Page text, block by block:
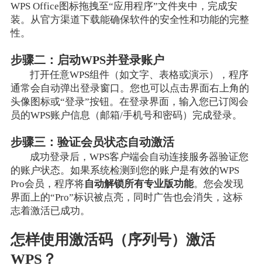
WPS Office图标拖拽至“应用程序”文件夹中，完成安
装。从官方渠道下载能确保软件的安全性和功能的完整
性。
步骤二：启动WPS并登录账户
打开任意WPS组件（如文字、表格或演示），程序
通常会自动弹出登录窗口。您也可以点击界面右上角的
头像图标或“登录”按钮。在登录界面，输入您已订阅会
员的WPS账户信息（邮箱/手机号和密码）完成登录。
步骤三：验证会员状态自动激活
成功登录后，WPS客户端会自动连接服务器验证您
的账户状态。如果系统检测到您的账户是有效的WPS
Pro会员，程序将自动解锁所有专业版功能。您会发现
界面上的“Pro”标识被点亮，同时广告也会消失，这标
志着激活已成功。
怎样使用激活码（序列号）激活
WPS？